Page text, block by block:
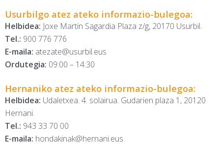
Usurbilgo atez ateko informazio-bulegoa:
Helbidea: Joxe Martin Sagardia Plaza z/g, 20170 Usurbil.
Tel.: 900 776 776
E-maila: atezate@usurbil.eus
Ordutegia: 09:00 – 14:30
Hernaniko atez ateko informazio-bulegoa:
Helbidea: Udaletxea. 4. solairua. Gudarien plaza 1, 20120
Hernani.
Tel.: 943 33 70 00
E-maila: hondakinak@hernani.eus